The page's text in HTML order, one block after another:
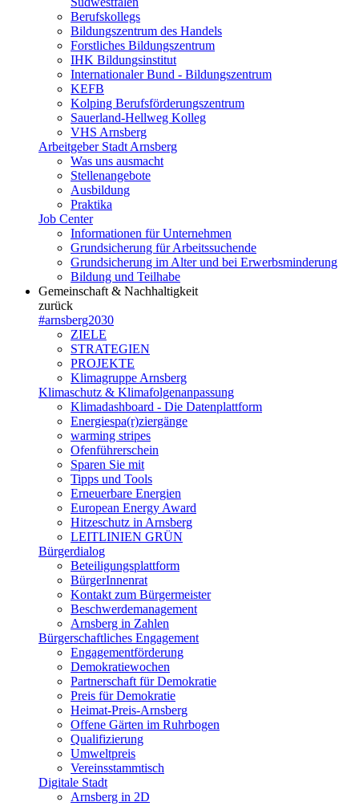
Berufskollegs
Bildungszentrum des Handels
Forstliches Bildungszentrum
IHK Bildungsinstitut
Internationaler Bund - Bildungszentrum
KEFB
Kolping Berufsförderungszentrum
Sauerland-Hellweg Kolleg
VHS Arnsberg
Arbeitgeber Stadt Arnsberg
Was uns ausmacht
Stellenangebote
Ausbildung
Praktika
Job Center
Informationen für Unternehmen
Grundsicherung für Arbeitssuchende
Grundsicherung im Alter und bei Erwerbsminderung
Bildung und Teilhabe
Gemeinschaft & Nachhaltigkeit
zurück
#arnsberg2030
ZIELE
STRATEGIEN
PROJEKTE
Klimagruppe Arnsberg
Klimaschutz & Klimafolgenanpassung
Klimadashboard - Die Datenplattform
Energiespa(r)ziergänge
warming stripes
Ofenführerschein
Sparen Sie mit
Tipps und Tools
Erneuerbare Energien
European Energy Award
Hitzeschutz in Arnsberg
LEITLINIEN GRÜN
Bürgerdialog
Beteiligungsplattform
BürgerInnenrat
Kontakt zum Bürgermeister
Beschwerdemanagement
Arnsberg in Zahlen
Bürgerschaftliches Engagement
Engagementförderung
Demokratiewochen
Partnerschaft für Demokratie
Preis für Demokratie
Heimat-Preis-Arnsberg
Offene Gärten im Ruhrbogen
Qualifizierung
Umweltpreis
Vereinsstammtisch
Digitale Stadt
Arnsberg in 2D